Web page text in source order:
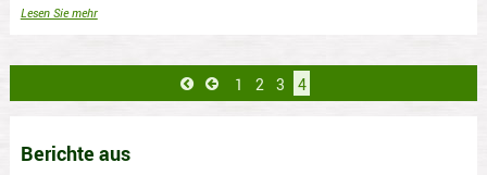
Lesen Sie mehr
Erste
Seite

Vorherige
Seite
 Seite
1 Seite
2 Seite
3
Aktuelle
Seite
4
Berichte aus